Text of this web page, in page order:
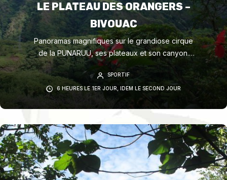
LE PLATEAU DES ORANGERS –
BIVOUAC
Panoramas magnifiques sur le grandiose cirque
de la PUNARUU, ses plateaux et son canyon.
Cueillette et dégustation des oranges des hauts
plateaux (en saison). Nuit au « Fare anani », le
refuge des cueilleurs d’oranges, ou bien sous
bâches et tentes en pleine nature.
SPORTIF
6 HEURES LE 1ER JOUR, IDEM LE SECOND JOUR